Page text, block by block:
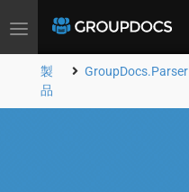
Toggle
製
品
GroupDocs.Parser